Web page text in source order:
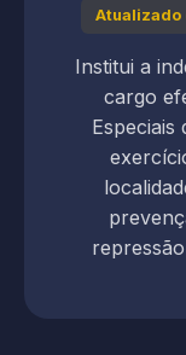
Atualizado
Institui a
cargo
Especiais